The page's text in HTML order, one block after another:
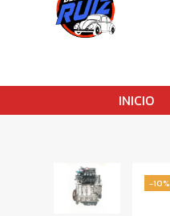
INICIO
-10%